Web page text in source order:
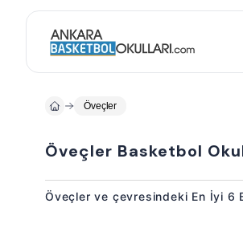
Öveçler
Öveçler Basketbol
Öveçler ve çevresindeki En İyi 6